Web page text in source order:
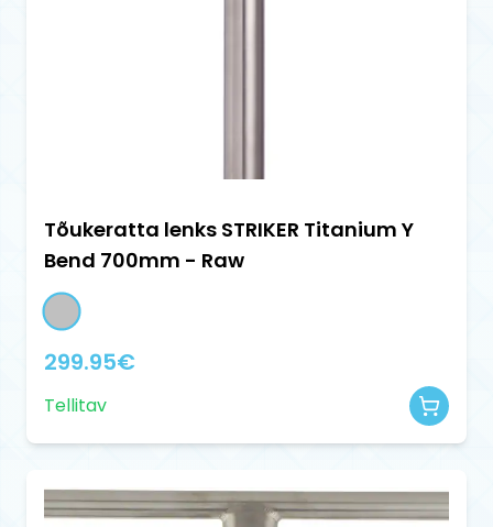
Tõukeratta lenks STRIKER Titanium Y
Bend 700mm - Raw
299.95€
Tellitav